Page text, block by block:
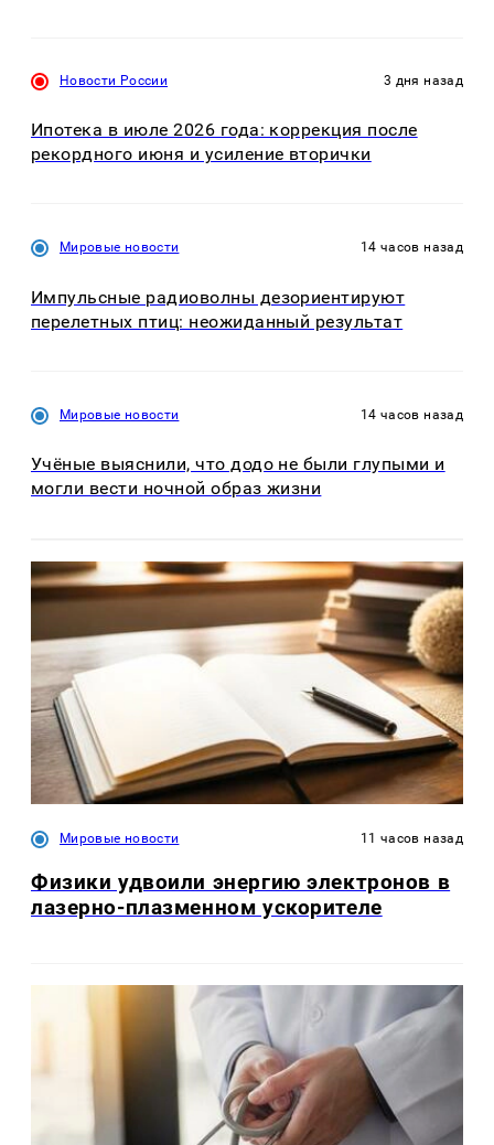
Новости России 3 дня назад
Ипотека в июле 2026 года: коррекция после
рекордного июня и усиление вторички
Мировые новости 14 часов назад
Импульсные радиоволны дезориентируют
перелетных птиц: неожиданный результат
Мировые новости 14 часов назад
Учёные выяснили, что додо не были глупыми и
могли вести ночной образ жизни
Мировые новости 11 часов назад
Физики удвоили энергию электронов в
лазерно-плазменном ускорителе